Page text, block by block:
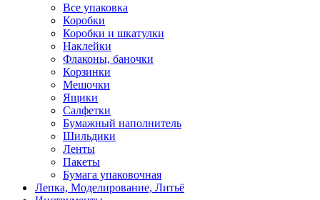
Все упаковка
Коробки
Коробки и шкатулки
Наклейки
Флаконы, баночки
Корзинки
Мешочки
Ящики
Салфетки
Бумажный наполнитель
Шильдики
Ленты
Пакеты
Бумага упаковочная
Лепка, Моделирование, Литьё